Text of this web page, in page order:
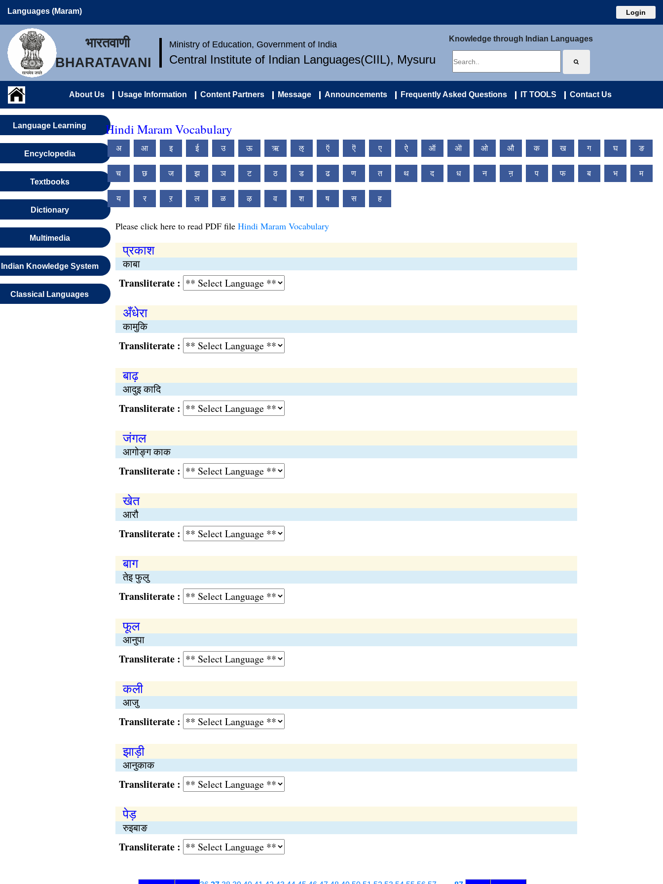
Languages (Maram) Login
भारतवाणी
BHARATAVANI
Ministry of Education, Government of India
Central Institute of Indian Languages(CIIL), Mysuru
Knowledge through Indian Languages
About Us Usage Information Content Partners Message Announcements Frequently Asked Questions IT TOOLS Contact Us
Language Learning
Encyclopedia
Textbooks
Dictionary
Multimedia
Indian Knowledge System
Classical Languages
Hindi Maram Vocabulary
अ आ इ ई उ ऊ ऋ ऌ ऍ ऎ ए ऐ ऑ ऒ ओ औ क ख ग घ ङ
च छ ज झ ञ ट ठ ड ढ ण त थ द ध न ऩ प फ ब भ म
य र ऱ ल ळ ऴ व श ष स ह
Please click here to read PDF file Hindi Maram Vocabulary
प्रकाश
काबा
Transliterate :
अँधेरा
कामुकि
Transliterate :
बाढ़
आदुइ कादि
Transliterate :
जंगल
आगोङ्ग काक
Transliterate :
खेत
आरौ
Transliterate :
बाग
तेइ फुलु
Transliterate :
फूल
आनुपा
Transliterate :
कली
आजु
Transliterate :
झाड़ी
आनुकाक
Transliterate :
पेड़
रुइबाङ
Transliterate :